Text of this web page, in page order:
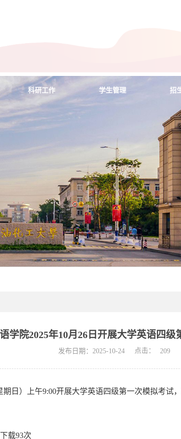
科研工作 学生管理 招
学院2025年10月26日开展大学英语四级
发布日期：2025-10-24 点击： 209
期日）上午9:00开展大学英语四级第一次模拟考
载93次